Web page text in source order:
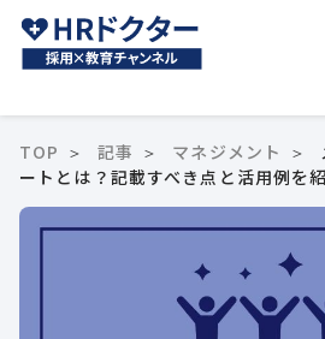
TOP 記事 マネジメント
ートとは？記載すべき点と活用例を